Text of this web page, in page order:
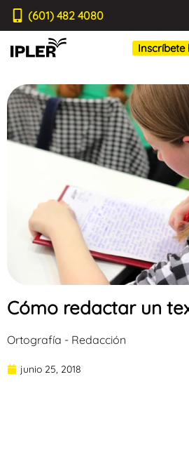
(601) 482 4080
Inscríbete
Cómo redactar un
Ortografía - Redacción
junio 25, 2018